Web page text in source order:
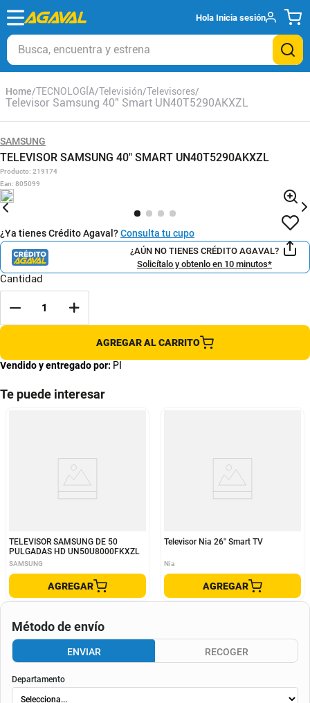
Hola Inicia sesión
Busca, encuentra y estrena
TECNOLOGÍA Televisión Televisores
Televisor Samsung 40" Smart UN40T5290AKXZL
SAMSUNG
TELEVISOR SAMSUNG 40" SMART UN40T5290AKXZL
Producto: 219174
Ean: 805099
¿Ya tienes Crédito Agaval?Consulta tu cupo
¿AÚN NO TIENES CRÉDITO AGAVAL?
Solicítalo y obtenlo en 10 minutos*
Cantidad
AGREGAR AL CARRITO
Vendido y entregado por: PI
Te puede interesar
TELEVISOR SAMSUNG DE 50
PULGADAS HD UN50U8000FKXZL
SAMSUNG
AGREGAR
Televisor Nia 26" Smart TV
Nia
AGREGAR
Método de envío
ENVIAR RECOGER
Departamento